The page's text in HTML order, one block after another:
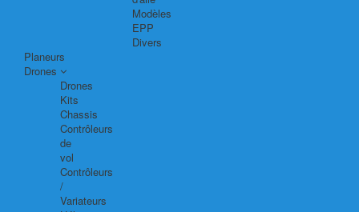
Modèles
EPP
Divers
Planeurs
Drones
Drones
Kits
Chassis
Contrôleurs
de
vol
Contrôleurs
/
Variateurs